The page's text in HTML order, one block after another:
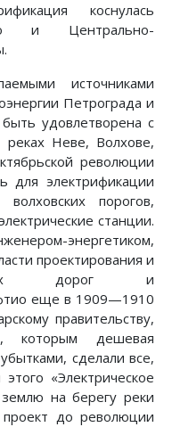
коснулась
и Центрально-
источниками
Петрограда и
удовлетворена с
реках Неве, Волхове,
революции
для электрификации
порогов,
станции.
энергетиком,
проектирования и
дорог и
еще в 1909—1910
правительству,
которым дешевая
сделали все,
«Электрическое
на берегу реки
до революции